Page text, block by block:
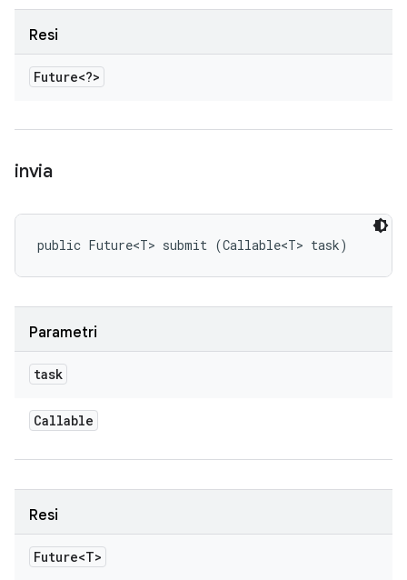
Resi
Future<?>
invia
public Future<T> submit (Callable<T> task)
Parametri
task
Callable
Resi
Future<T>